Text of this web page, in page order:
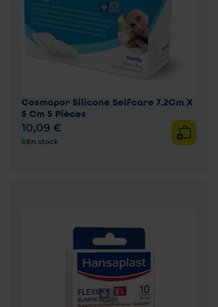
Cosmopor Silicone Selfcare 7.2Cm X
5 Cm 5 Pièces
10,09 €
En stock